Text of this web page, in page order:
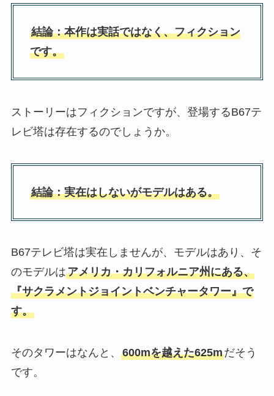
結論：本作は実話ではなく、フィクション
です。
ストーリーはフィクションですが、登場するB67テ
レビ塔は存在するのでしょうか。
結論：実在はしないがモデルはある。
B67テレビ塔は実在しませんが、モデルはあり、そ
のモデルはアメリカ・カリフォルニア州にある、
『サクラメントジョイントベンチャータワー』で
す。
そのタワーはなんと、 600mを越えた625mだそう
です。